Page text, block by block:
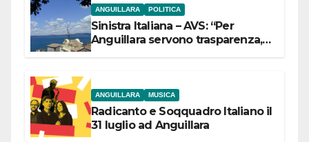
ANGUILLARA POLITICA
Sinistra Italiana – AVS: “Per
Anguillara servono trasparenza,
ANGUILLARA MUSICA
Radicanto e Soqquadro Italiano il
31 luglio ad Anguillara